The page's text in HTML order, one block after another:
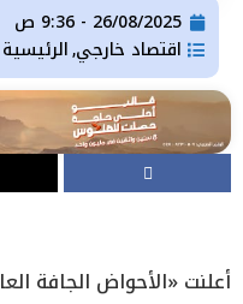
26/08/2025 - 9:36 ص
اقتصاد خارجي, الرئيسية
أعلنت «الأحواض الجافة